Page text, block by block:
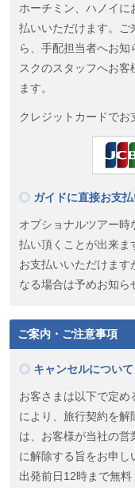
ホーチミン、ハノイに
払いいただけます。ご
ら、手配担当者へお
スクのスタッフへお
ます。
クレジットカードでお
ガイドに直接お支
オプショナルツアー時
払い頂くことが出来ま
お支払いいただけます
なる場合は予めお知ら
ご案内・ご注意事項
キャンセルについて
お客さまは以下で定め
により、旅行契約を解
は、お客様が当社の営
に解除する旨をお申し
出発前日12時まで無料